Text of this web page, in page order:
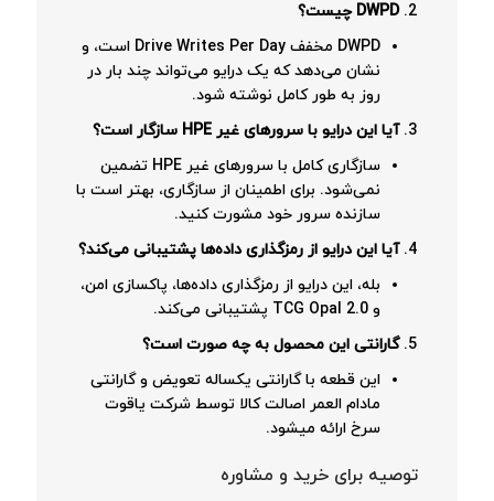
DWPD چیست؟
DWPD مخفف Drive Writes Per Day است، و
نشان می‌دهد که یک درایو می‌تواند چند بار در
روز به طور کامل نوشته شود.
آیا این درایو با سرورهای غیر HPE سازگار است؟
سازگاری کامل با سرورهای غیر HPE تضمین
نمی‌شود. برای اطمینان از سازگاری، بهتر است با
سازنده سرور خود مشورت کنید.
آیا این درایو از رمزگذاری داده‌ها پشتیبانی می‌کند؟
بله، این درایو از رمزگذاری داده‌ها، پاکسازی امن،
و TCG Opal 2.0 پشتیبانی می‌کند.
گارانتی این محصول به چه صورت است؟
این قطعه با گارانتی یکساله تعویض و گارانتی
مادام العمر اصالت کالا توسط شرکت یاقوت
سرخ ارائه میشود.
توصیه برای خرید و مشاوره